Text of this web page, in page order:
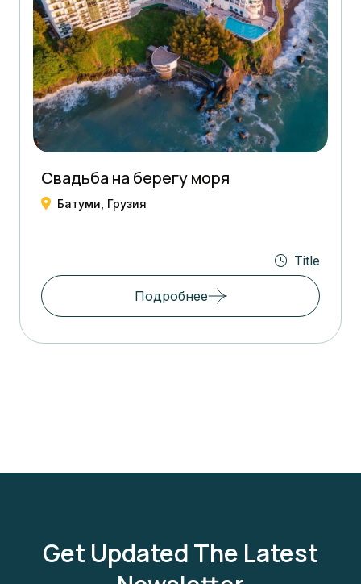
Свадьба на берегу моря
Батуми, Грузия
Title
Подробнее
Get Updated The Latest